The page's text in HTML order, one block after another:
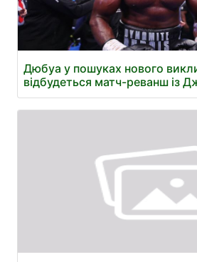
Дюбуа у пошуках нового
відбудеться матч-реванш із